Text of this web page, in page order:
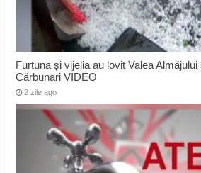
Furtuna și vijelia au lovit Valea
Cărbunari VIDEO
2 zile ago